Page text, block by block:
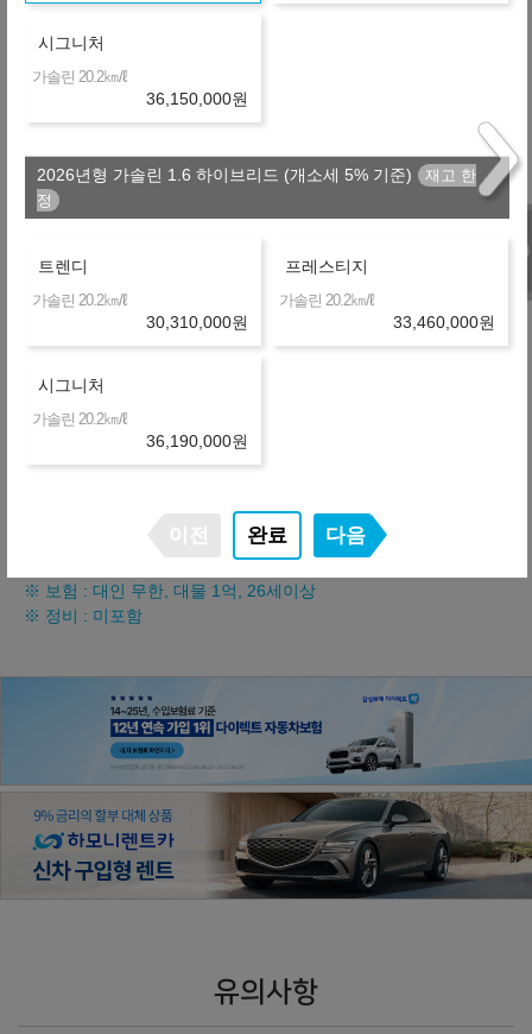
금융사
장기렌터카
511,500
36개월 9,081,000원
P
온라인 비교
월 536,030 원
+3,663,000
36개월 선수+보증금9,081,000원
C 금융사
온라인 비교
541,604
36개월 선수+보증금9,081,000원
※ 보험 : 대인 무한, 대물 1억, 26세이상
※ 정비 : 미포함
유의사항
시그니처
가솔린 20.2㎞/ℓ
36,150,000원
2026년형 가솔린 1.6 하이브리드 (개소세 5% 기준)
트렌디
가솔린 20.2㎞/ℓ
30,310,000원
프레스티지
가솔린 20.2㎞/ℓ
33,460,000원
시그니처
가솔린 20.2㎞/ℓ
36,190,000원
완료 다음